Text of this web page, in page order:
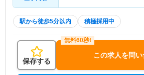
駅から徒歩5分以内 積極採用中
保存する
この求人を問